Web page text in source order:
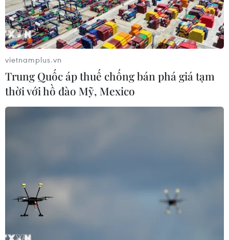
vietnamplus.vn
Trung Quốc áp thuế chống bán phá giá tạm
thời với hồ đào Mỹ, Mexico